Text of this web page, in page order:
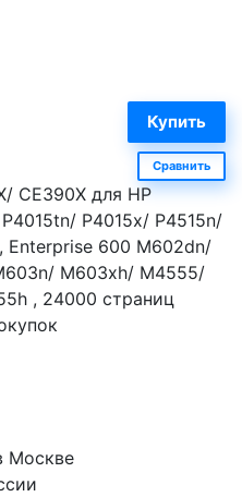
Сравнить
СE390Х для HP
P4015x/ P4515n/
Enterprise 600 M602dn/
M603xh/ M4555/
, 24000 страниц
Москве